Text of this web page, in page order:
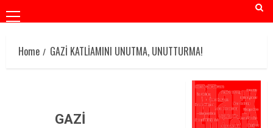
Primary
Menu
Home
GAZİ KATLİAMINI UNUTMA, UNUTTURMA!
GAZİ